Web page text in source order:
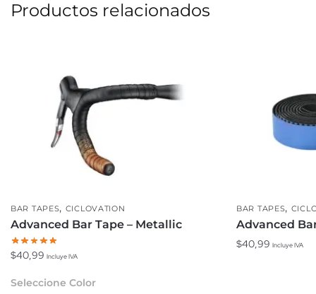
Productos relacionados
BAR TAPES, CICLOVATION
Advanced Bar Tape – Metallic
$40,99 Incluye IVA
Este
Seleccione Color
BAR TAPES,
Advanced
$40,99 Incluye IVA